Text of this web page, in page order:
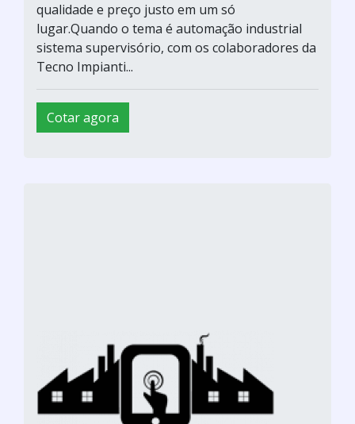
qualidade e preço justo em um só
lugar.Quando o tema é automação industrial
sistema supervisório, com os colaboradores da
Tecno Impianti...
Cotar agora